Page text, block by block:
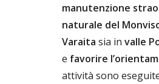
manutenzione
naturale del
Varaita sia in valle
e favorire
attività sono